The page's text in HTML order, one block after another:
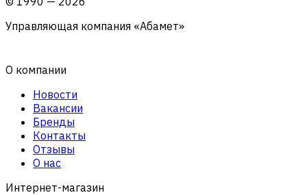
Управляющая компания «Абамет»
О компании
Новости
Вакансии
Бренды
Контакты
Отзывы
О нас
Интернет-магазин